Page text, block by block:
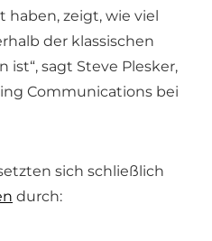
haben, zeigt, wie viel
der klassischen
sagt Steve Plesker,
Communications bei
sich schließlich
durch: